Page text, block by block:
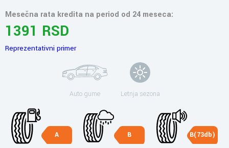
Mesečna rata kredita na period od 24 meseca:
1391 RSD
Reprezentativni primer
Auto gume Letnja sezona
A B B(73db)